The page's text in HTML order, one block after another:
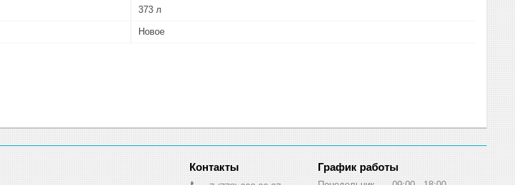
373 л
Новое
График работы